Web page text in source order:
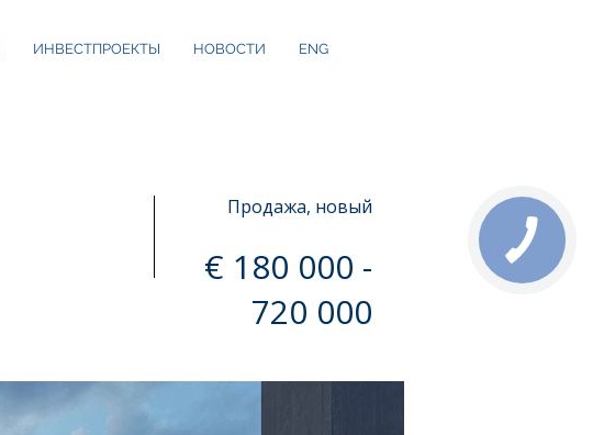
ИНВЕСТПРОЕКТЫ НОВОСТИ ENG
Продажа, новый
€ 180 000 -
720 000